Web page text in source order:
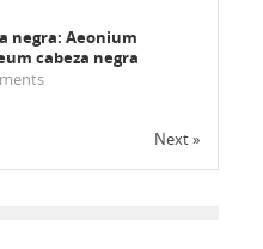
negra: Aeonium
cabeza negra
Next »